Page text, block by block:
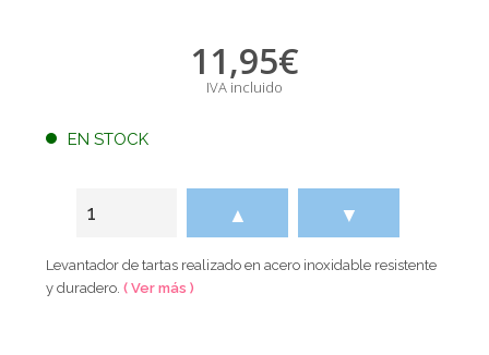
11,95€
IVA incluido
EN STOCK
▲ ▼
Levantador de tartas realizado en acero inoxidable resistente
y duradero.( Ver más )